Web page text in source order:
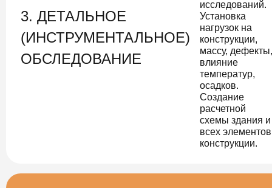
3. ДЕТАЛЬНОЕ
(ИНСТРУМЕНТАЛЬНОЕ)
ОБСЛЕДОВАНИЕ
исследований.
Установка
нагрузок на
конструкции,
массу, дефекты,
влияние
температур,
осадков.
Создание
расчетной
схемы здания и
всех элементов
конструкции.